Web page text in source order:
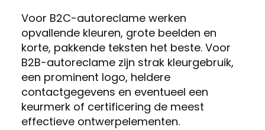
Voor B2C-autoreclame werken
opvallende kleuren, grote beelden en
korte, pakkende teksten het beste. Voor
B2B-autoreclame zijn strak kleurgebruik,
een prominent logo, heldere
contactgegevens en eventueel een
keurmerk of certificering de meest
effectieve ontwerpelementen.